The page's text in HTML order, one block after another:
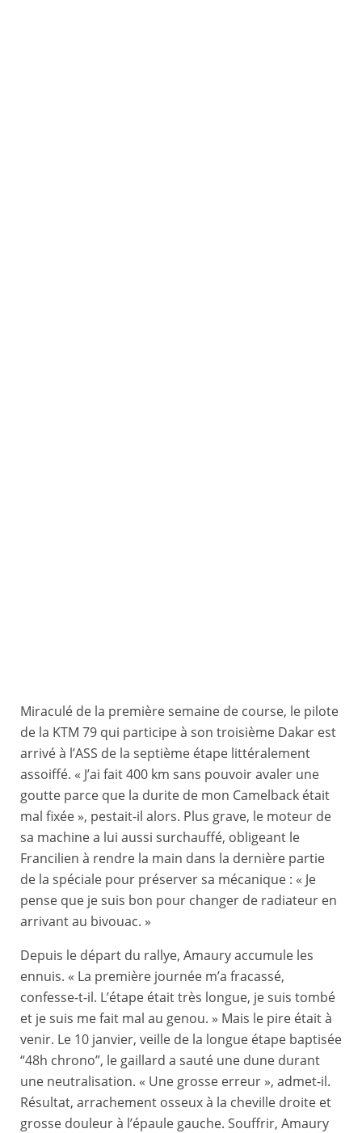
Miraculé de la première semaine de course, le pilote
de la KTM 79 qui participe à son troisième Dakar est
arrivé à l’ASS de la septième étape littéralement
assoiffé. « J’ai fait 400 km sans pouvoir avaler une
goutte parce que la durite de mon Camelback était
mal fixée », pestait-il alors. Plus grave, le moteur de
sa machine a lui aussi surchauffé, obligeant le
Francilien à rendre la main dans la dernière partie
de la spéciale pour préserver sa mécanique : « Je
pense que je suis bon pour changer de radiateur en
arrivant au bivouac. »
Depuis le départ du rallye, Amaury accumule les
ennuis. « La première journée m’a fracassé,
confesse-t-il. L’étape était très longue, je suis tombé
et je suis me fait mal au genou. » Mais le pire était à
venir. Le 10 janvier, veille de la longue étape baptisée
“48h chrono”, le gaillard a sauté une dune durant
une neutralisation. « Une grosse erreur », admet-il.
Résultat, arrachement osseux à la cheville droite et
grosse douleur à l’épaule gauche. Souffrir, Amaury